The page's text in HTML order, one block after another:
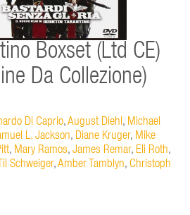
Boxset (Ltd CE)
Da Collezione)
Di Caprio,August Diehl, Michael
L. Jackson, Diane Kruger, Mike
, Mary Ramos, James Remar, Eli Roth,
Til Schweiger,Amber Tamblyn, Christoph